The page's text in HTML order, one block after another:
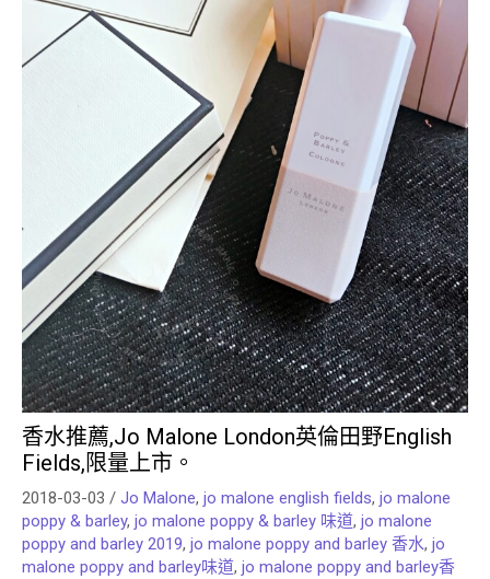
香水推薦,Jo Malone London英倫田野English
Fields,限量上市。
2018-03-03 / Jo Malone, jo malone english fields, jo malone
poppy & barley, jo malone poppy & barley 味道, jo malone
poppy and barley 2019, jo malone poppy and barley 香水, jo
malone poppy and barley味道, jo malone poppy and barley香